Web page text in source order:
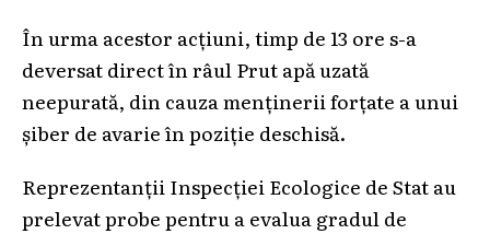
În urma acestor acțiuni, timp de 13 ore s-a
deversat direct în râul Prut apă uzată
neepurată, din cauza menținerii forțate a unui
șiber de avarie în poziție deschisă.
Reprezentanții Inspecției Ecologice de Stat au
prelevat probe pentru a evalua gradul de